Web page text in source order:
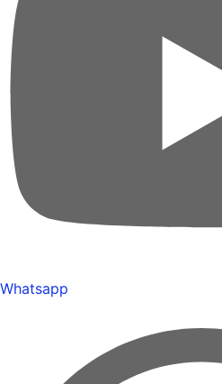
Whatsapp